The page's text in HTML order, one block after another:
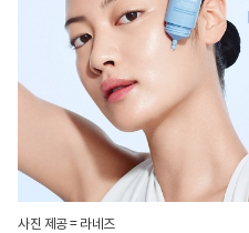
사진 제공 = 라네즈